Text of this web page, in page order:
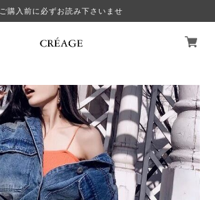
ご購入前に必ずお読み下さいませ